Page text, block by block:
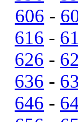
606 -
616 -
626 -
636 -
646 -